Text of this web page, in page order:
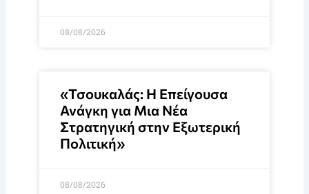
08/08/2026
«Τσουκαλάς: Η Επείγουσα
Ανάγκη για Μια Νέα
Στρατηγική στην Εξωτερική
Πολιτική»
08/08/2026